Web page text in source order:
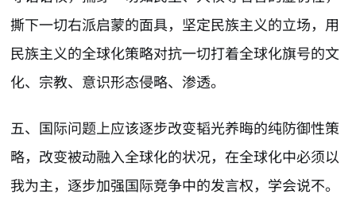
撕下一切右派启蒙的面具，坚定民族主义的立场，用
民族主义的全球化策略对抗一切打着全球化旗号的文
化、宗教、意识形态侵略、渗透。
五、国际问题上应该逐步改变韬光养晦的纯防御性策
略，改变被动融入全球化的状况，在全球化中必须以
我为主，逐步加强国际竞争中的发言权，学会说不。